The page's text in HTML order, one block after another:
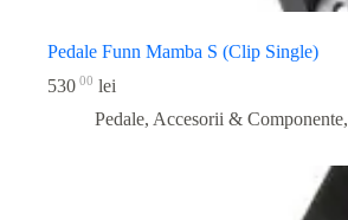
Pedale Funn Mamba S (Clip Single)
530 00 lei
Pedale, Accesorii & Componente,